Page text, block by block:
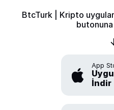
BtcTurk | Kripto
butonuna
App
İndir